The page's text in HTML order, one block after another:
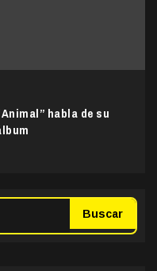
habla de su
Buscar